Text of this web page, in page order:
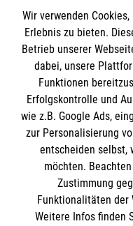
Compliance
Transparenz
Spenden und Helfen
Spendenkonto
Empfänger: Malteser
IBAN: DE10 3706
BIC: GENODED 1PA7
Wir verwenden
Erlebnis zu bieten.
Betrieb unserer
dabei, unsere
Funktionen
Erfolgskontrolle und
wie z.B. Google Ads,
zur Personalisierung
entscheiden selbst,
möchten.
Zustimmung
Funktionalitäten der
Weitere Infos finden